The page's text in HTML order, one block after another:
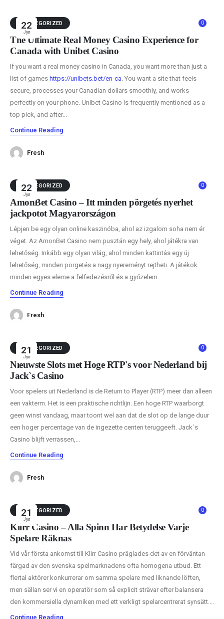
22
Јул
0
UNCATEGORIZED
The Ultimate Real Money Casino Experience for
Canada with Unibet Casino
If you want a real money casino in Canada, you want more than just a
list of games https://unibets.bet/en-ca . You want a site that feels
secure, processes your Canadian dollars smoothly, and works
perfectly on your phone. Unibet Casino is frequently mentioned as a
top pick, and after...
Continue Reading
Fresh
22
Јул
0
UNCATEGORIZED
AmonBet Casino – Itt minden pörgetés nyerhet
jackpotot Magyarországon
Lépjen be egy olyan online kaszinóba, ahol az izgalom soha nem ér
véget. Az AmonBet Casino nem pusztán egy hely, ahol játékra van
lehetőség. Inkább egy olyan világ, ahol minden kattintás egy új
lehetőség, minden pörgetés a nagy nyereményt rejtheti. A játékok
minden egyes eleme a felfedezésről és a győzelem...
Continue Reading
Fresh
21
Јул
0
UNCATEGORIZED
Nieuwste Slots met Hoge RTP's voor Nederland bij
Jack`s Casino
Voor spelers uit Nederland is de Return to Player (RTP) meer dan alleen
een vakterm. Het is een praktische richtlijn. Een hoge RTP waarborgt
geen winst vandaag, maar toont wel aan dat de slot op de lange duur
een hoger percentage van de ingezette centen teruggeeft. Jack`s
Casino blijft verrassen,...
Continue Reading
Fresh
21
Јул
0
UNCATEGORIZED
Klirr Casino – Alla Spinn Har Betydelse Varje
Spelare Räknas
Vid vår första ankomst till Klirr Casino präglades det av en förväntan
färgad av den svenska spelmarknadens ofta homogena utbud. Ett
flertal aktörer konkurrerar om samma spelare med liknande löften,
men sällan ser vi en operatör som så explicit strävar efter balansera
den kommersiella dynamiken med ett verkligt spelarcentrerat synsätt....
Continue Reading